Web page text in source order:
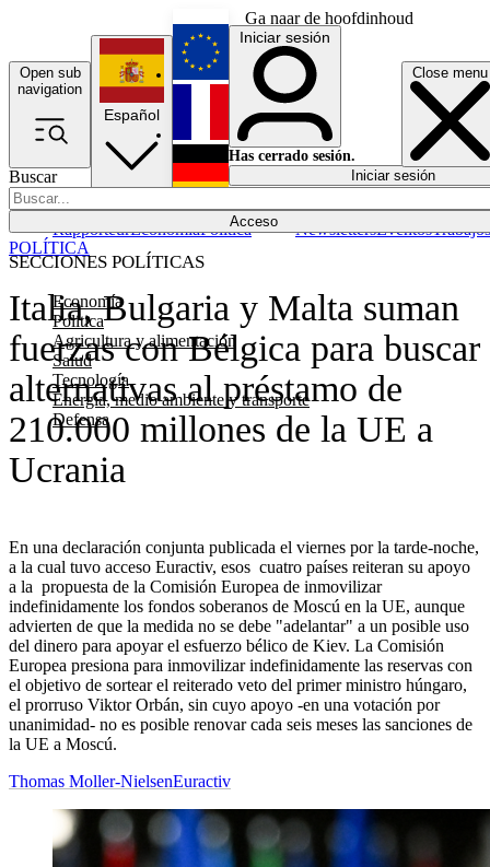
Ga naar de hoofdinhoud
Open sub
navigation
Close menu
Buscar
Acceso
SECCIONES POLÍTICAS
Economía
Política
Agricultura y alimentación
Salud
Tecnología
Energía, medio ambiente y transporte
Defensa
RapporteurEconomíaPolítica NewslettersEventosTrabajos
Español
English
Français
Iniciar sesión
Has cerrado sesión.
Iniciar sesión
Italia, Bulgaria y Malta suman
fuerzas con Bélgica para buscar
alternativas al préstamo de
210.000 millones de la UE a
Ucrania
En una declaración conjunta publicada el viernes por la tarde-noche,
a la cual tuvo acceso Euractiv, esos cuatro países reiteran su apoyo
a la propuesta de la Comisión Europea de inmovilizar
indefinidamente los fondos soberanos de Moscú en la UE, aunque
advierten de que la medida no se debe "adelantar" a un posible uso
del dinero para apoyar el esfuerzo bélico de Kiev. La Comisión
Europea presiona para inmovilizar indefinidamente las reservas con
el objetivo de sortear el reiterado veto del primer ministro húngaro,
el prorruso Viktor Orbán, sin cuyo apoyo -en una votación por
unanimidad- no es posible renovar cada seis meses las sanciones de
la UE a Moscú.
POLÍTICA
Thomas Moller-NielsenEuractiv